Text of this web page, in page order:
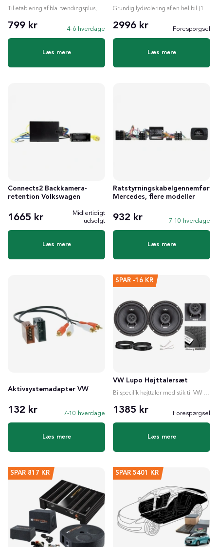
Til etablering af bla. tændingsplus, ratstyring etc.
799 kr 4-6 hverdage
Læs mere
Grundig lydisolering af en hel bil (10.0m²)
2996 kr Forespørgsel
Læs mere
Connects2 Backkamera-
retention Volkswagen
1665 kr
Midlertidigt
udsolgt
Læs mere
Mercedes, flere modeller
932 kr 7-10 hverdage
Læs mere
Aktivsystemadapter VW
132 kr 7-10 hverdage
Læs mere
SPAR -16 KR
VW Lupo Højttalersæt
Bilspecifik højttaler med stik til VW Lupo
1385 kr Forespørgsel
Læs mere
SPAR 817 KR SPAR 5401 KR